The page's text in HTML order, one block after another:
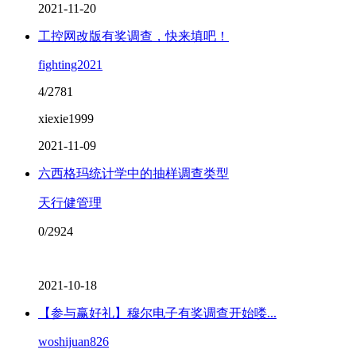
2021-11-20
工控网改版有奖调查，快来填吧！
fighting2021
4/2781
xiexie1999
2021-11-09
六西格玛统计学中的抽样调查类型
天行健管理
0/2924
2021-10-18
【参与赢好礼】穆尔电子有奖调查开始喽...
woshijuan826